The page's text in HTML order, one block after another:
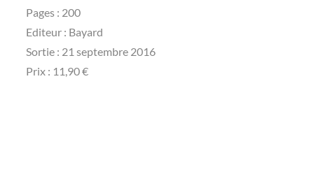
Pages : 200
Editeur : Bayard
Sortie : 21 septembre 2016
Prix : 11,90 €